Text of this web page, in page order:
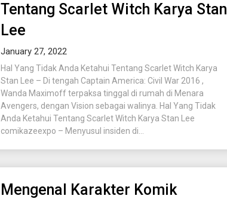
Tentang Scarlet Witch Karya Stan
Lee
January 27, 2022
Hal Yang Tidak Anda Ketahui Tentang Scarlet Witch Karya
Stan Lee – Di tengah Captain America: Civil War 2016 ,
Wanda Maximoff terpaksa tinggal di rumah di Menara
Avengers, dengan Vision sebagai walinya. Hal Yang Tidak
Anda Ketahui Tentang Scarlet Witch Karya Stan Lee
comikazeexpo – Menyusul insiden di...
Mengenal Karakter Komik